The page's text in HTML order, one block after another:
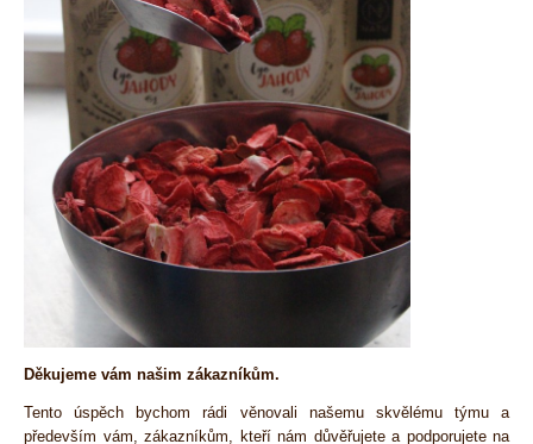
Děkujeme vám našim zákazníkům.
Tento úspěch bychom rádi věnovali našemu skvělému týmu a
především vám, zákazníkům, kteří nám důvěřujete a podporujete na